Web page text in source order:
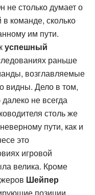
не столько думает о
команде, сколько
им пути.
успешный
раньше
возглавляемые
видны. Дело в том,
не всегда
столь же
пути, как и
это
игровой
велика. Кроме
Шейпер
позиции,